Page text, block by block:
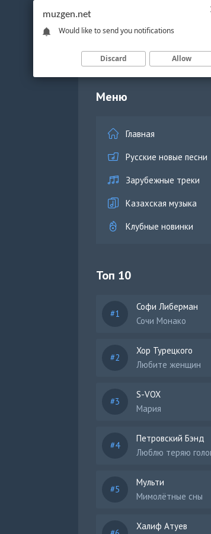
Меню
Главная
Русские новые песни
Зарубежные треки
Казахская музыка
Клубные новинки
Топ 10
Софи Либерман
Сочи Монако
Хор Турецкого
Любите женщин
S-VOX
Мария
Петровский Бэнд
Люблю теряю
Мульти
Мимолётные сны
Халиф Атуев
muzgen.net
Would like to send you notifications
Discard Allow